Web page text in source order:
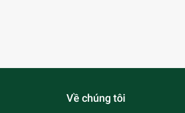
Về chúng tôi